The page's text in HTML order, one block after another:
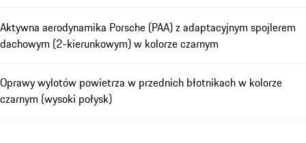
Aktywna aerodynamika Porsche (PAA) z adaptacyjnym spojlerem
dachowym (2-kierunkowym) w kolorze czarnym
Oprawy wylotów powietrza w przednich błotnikach w kolorze
czarnym (wysoki połysk)